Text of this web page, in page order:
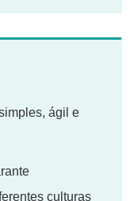
ágil e
culturas